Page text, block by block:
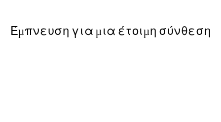
Έμπνευση για μια έτοιμη σύνθεση